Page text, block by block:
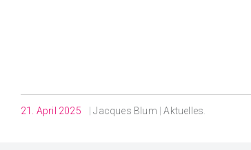
21. April 2025 |Jacques Blum |Aktuelles